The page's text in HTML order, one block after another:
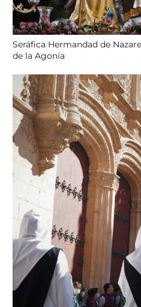
Seráfica Hermandad de
de la Agonía